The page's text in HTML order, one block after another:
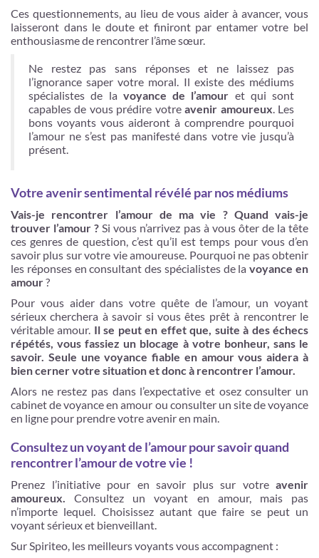
Ces questionnements, au lieu de vous aider à avancer, vous
laisseront dans le doute et finiront par entamer votre bel
enthousiasme de rencontrer l’âme sœur.
Ne restez pas sans réponses et ne laissez pas
l’ignorance saper votre moral. Il existe des médiums
spécialistes de la voyance de l’amour et qui sont
capables de vous prédire votreavenir amoureux . Les
bons voyants vous aideront à comprendre pourquoi
l’amour ne s’est pas manifesté dans votre vie jusqu’à
présent.
Votre avenir sentimental révélé par nos médiums
Vais-je rencontrer l’amour de ma vie ? Quand vais-je
trouver l’amour ? Si vous n’arrivez pas à vous ôter de la tête
ces genres de question, c’est qu’il est temps pour vous d’en
savoir plus sur votre vie amoureuse. Pourquoi ne pas obtenir
les réponses en consultant des spécialistes de lavoyance en
amour?
Pour vous aider dans votre quête de l’amour, un voyant
sérieux cherchera à savoir si vous êtes prêt à rencontrer le
véritable amour. Il se peut en effet que, suite à des échecs
répétés, vous fassiez un blocage à votre bonheur, sans le
savoir. Seule une voyance fiable en amour vous aidera à
bien cerner votre situation et donc à rencontrer l’amour.
Alors ne restez pas dans l’expectative et osez consulter un
cabinet de voyance en amour ou consulter un site de voyance
en ligne pour prendre votre avenir en main.
Consultez un voyant de l’amour pour savoir quand
rencontrer l’amour de votre vie !
Prenez l’initiative pour en savoir plus sur votre avenir
amoureux.
Consultez un voyant en amour, mais pas
n’importe lequel. Choisissez autant que faire se peut un
voyant sérieux et bienveillant.
Sur Spiriteo, les meilleurs voyants vous accompagnent :